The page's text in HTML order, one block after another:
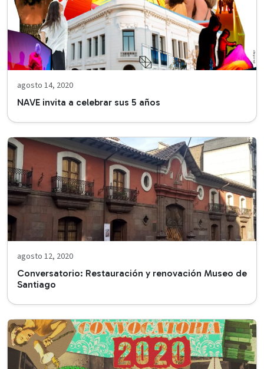
agosto 14, 2020
NAVE invita a celebrar sus 5 años
agosto 12, 2020
Conversatorio: Restauración y renovación Museo de
Santiago